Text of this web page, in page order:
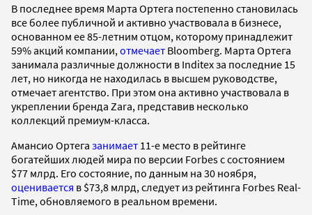
В последнее время Марта Ортега постепенно становилась
все более публичной и активно участвовала в бизнесе,
основанном ее 85-летним отцом, которому принадлежит
59% акций компании, отмечает Bloomberg. Марта Ортега
занимала различные должности в Inditex за последние 15
лет, но никогда не находилась в высшем руководстве,
отмечает агентство. При этом она активно участвовала в
укреплении бренда Zara, представив несколько
коллекций премиум-класса.
Амансио Ортега занимает 11-е место в рейтинге
богатейших людей мира по версии Forbes с состоянием
$77 млрд. Его состояние, по данным на 30 ноября,
оценивается в $73,8 млрд, следует из рейтинга Forbes Real-
Time, обновляемого в реальном времени.